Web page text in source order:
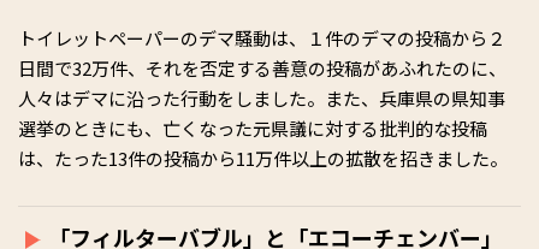
トイレットペーパーのデマ騒動は、１件のデマの投稿から２
日間で32万件、それを否定する善意の投稿があふれたのに、
人々はデマに沿った行動をしました。また、兵庫県の県知事
選挙のときにも、亡くなった元県議に対する批判的な投稿
は、たった13件の投稿から11万件以上の拡散を招きました。
「フィルターバブル」と「エコーチェンバー」